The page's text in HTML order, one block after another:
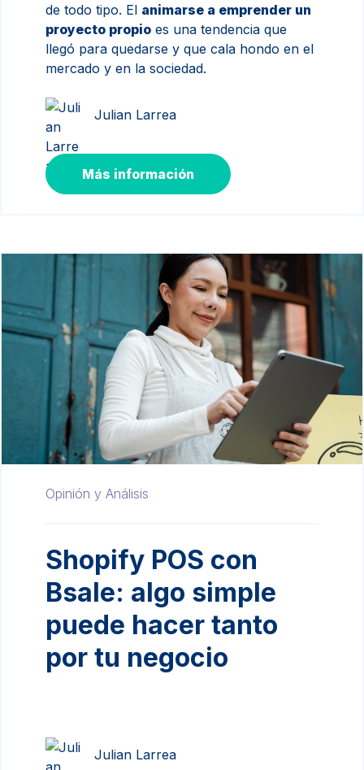
de todo tipo. El animarse a emprender un
proyecto propio es una tendencia que
llegó para quedarse y que cala hondo en el
mercado y en la sociedad.
Julian Larrea
Más información
Opinión y Análisis
Shopify POS con
Bsale: algo simple
puede hacer tanto
por tu negocio
Julian Larrea